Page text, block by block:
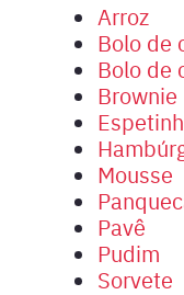
Arroz
Bolo de
Bolo de
Brownie
Mousse
Pavê
Pudim
Sorvete